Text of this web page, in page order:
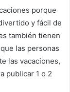
porque
y fácil de
también tienen
las personas
las vacaciones,
publicar 1 o 2